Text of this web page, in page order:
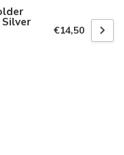
€14,50